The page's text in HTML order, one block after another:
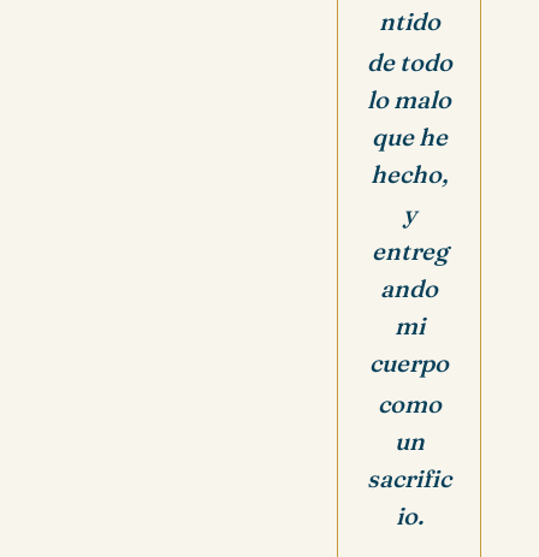
ntido
de todo
lo malo
que he
hecho,
y
entreg
ando
mi
cuerpo
como
un
sacrific
io.